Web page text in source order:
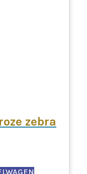
zebra